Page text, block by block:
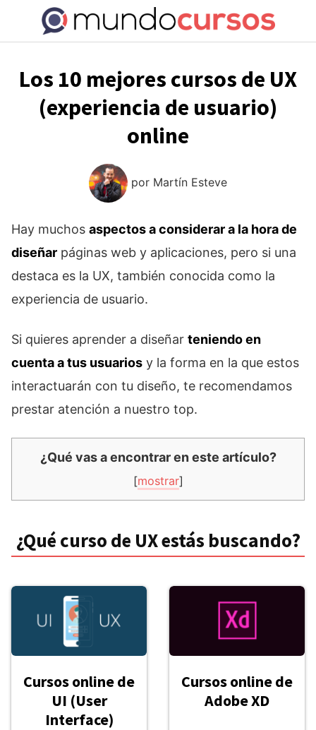
contenido
Los 10 mejores cursos de UX
(experiencia de usuario)
online
por Martín Esteve
Hay muchos aspectos a considerar a la hora de
diseñar páginas web y aplicaciones, pero si una
destaca es la UX, también conocida como la
experiencia de usuario.
Si quieres aprender a diseñar teniendo en
cuenta a tus usuarios y la forma en la que estos
interactuarán con tu diseño, te recomendamos
prestar atención a nuestro top.
¿Qué vas a encontrar en este artículo?
[mostrar]
¿Qué curso de UX estás buscando?
Cursos online de
UI (User
Interface)
Cursos online de
Adobe XD